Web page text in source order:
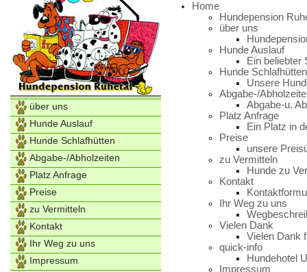
über uns
Hunde Auslauf
Hunde Schlafhütten
Abgabe-/Abholzeiten
Platz Anfrage
Preise
zu Vermitteln
Kontakt
Ihr Weg zu uns
Impressum
Home
Hundepension
über uns
Hunde Auslauf
Ein beliebter
Hunde Schlafhütten
Unsere
Abgabe-/
Abgabe-u.
Platz Anfrage
Ein Platz in
Preise
unsere
zu Vermitteln
Hunde zu
Kontakt
Ihr Weg zu uns
Vielen Dank
Vielen Dank
quick-info
Hundehotel
Impressum